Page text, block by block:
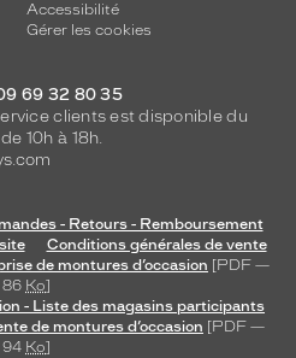
Accessibilité
Gérer les cookies
69 32 80 35
clients est disponible du
10h à 18h.
- Retours - Remboursement
Conditions générales de vente
de montures d’occasion [PDF —
86 Ko]
- Liste des magasins participants
de montures d’occasion [PDF —
94 Ko]